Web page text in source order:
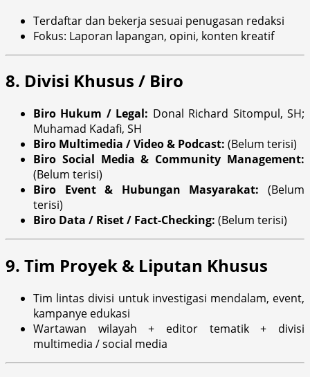
Terdaftar dan bekerja sesuai penugasan redaksi
Fokus: Laporan lapangan, opini, konten kreatif
8. Divisi Khusus / Biro
Biro Hukum / Legal: Donal Richard Sitompul, SH;
Muhamad Kadafi, SH
Biro Multimedia / Video & Podcast: (Belum terisi)
Biro Social Media & Community Management:
(Belum terisi)
Biro Event & Hubungan Masyarakat: (Belum
terisi)
Biro Data / Riset / Fact-Checking: (Belum terisi)
9. Tim Proyek & Liputan Khusus
Tim lintas divisi untuk investigasi mendalam, event,
kampanye edukasi
Wartawan wilayah + editor tematik + divisi
multimedia / social media